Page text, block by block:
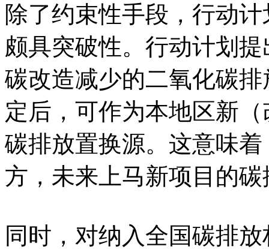
除了约束性手段，行动
颇具突破性。行动计划
碳改造减少的二氧化碳
定后，可作为本地区新
碳排放置换源。这意味
方，未来上马新项目的
同时，对纳入全国碳排